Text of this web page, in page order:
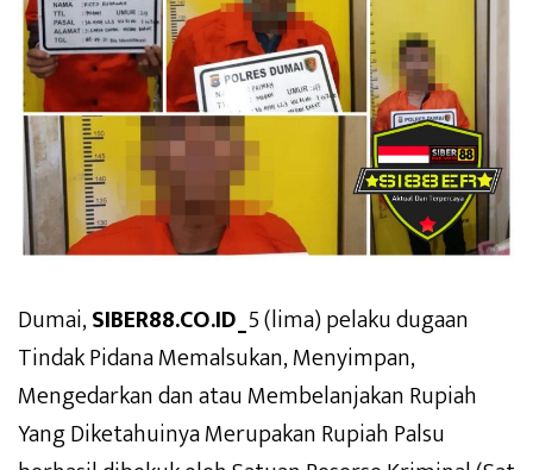
Dumai,SIBER88.CO.ID_5 (lima) pelaku dugaan
Tindak Pidana Memalsukan, Menyimpan,
Mengedarkan dan atau Membelanjakan Rupiah
Yang Diketahuinya Merupakan Rupiah Palsu